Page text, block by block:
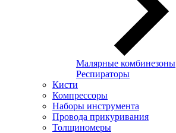
Малярные комбинезоны
Респираторы
Кисти
Компрессоры
Наборы инструмента
Провода прикуривания
Толщиномеры